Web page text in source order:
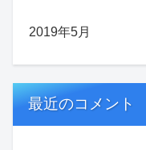
2019年5月
最近のコメント